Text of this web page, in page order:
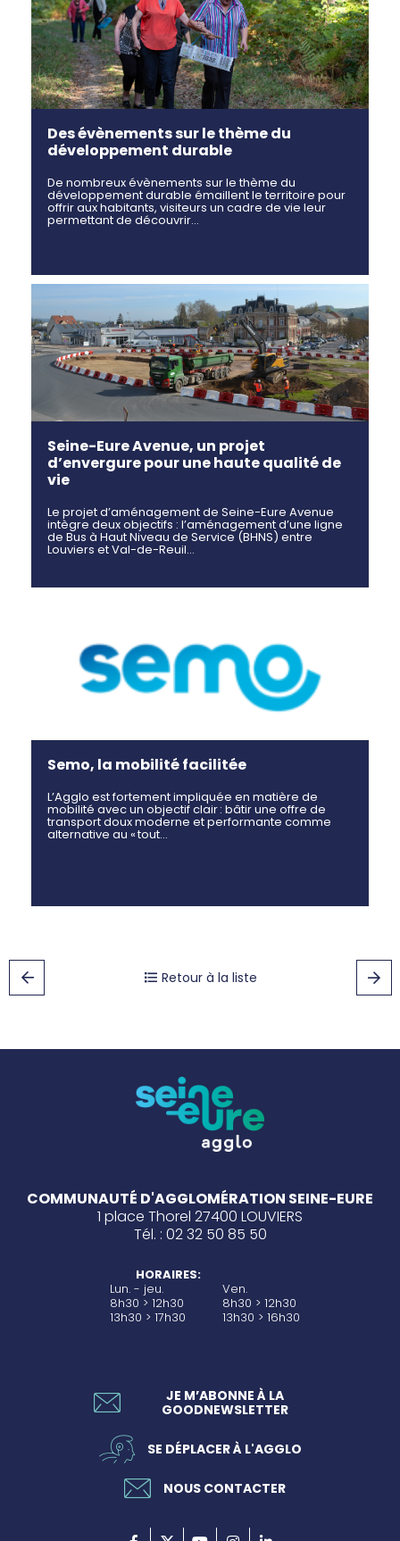
Des évènements sur le thème du
développement durable
De nombreux évènements sur le thème du
développement durable émaillent le territoire pour
offrir aux habitants, visiteurs un cadre de vie leur
permettant de découvrir…
Seine-Eure Avenue, un projet
d’envergure pour une haute qualité de
vie
Le projet d’aménagement de Seine-Eure Avenue
intègre deux objectifs : l’aménagement d’une ligne
de Bus à Haut Niveau de Service (BHNS) entre
Louviers et Val-de-Reuil…
Semo, la mobilité facilitée
L’Agglo est fortement impliquée en matière de
mobilité avec un objectif clair : bâtir une offre de
transport doux moderne et performante comme
alternative au « tout…
Retour à la liste
COMMUNAUTÉ D'AGGLOMÉRATION SEINE-EURE
1 place Thorel 27400 LOUVIERS
Tél. : 02 32 50 85 50
HORAIRES:
Lun. - jeu.
8h30 > 12h30
13h30 > 17h30
Ven.
8h30 > 12h30
13h30 > 16h30
JE M’ABONNE À LA
GOODNEWSLETTER
SE DÉPLACER À L'AGGLO
NOUS CONTACTER